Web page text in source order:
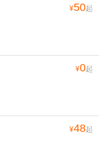
¥50起
¥0起
¥48起